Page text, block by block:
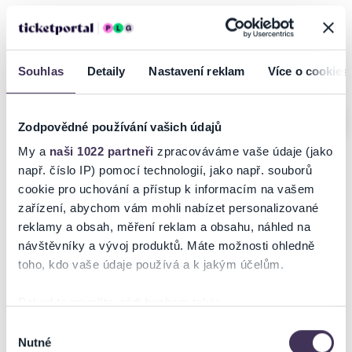
Souhlas Detaily Nastavení reklam Více o cookies
Zodpovědné používání vašich údajů
My a naši 1022 partneři zpracováváme vaše údaje (jako
např. číslo IP) pomocí technologií, jako např. souborů
cookie pro uchování a přístup k informacím na vašem
zařízení, abychom vám mohli nabízet personalizované
reklamy a obsah, měření reklam a obsahu, náhled na
návštěvníky a vývoj produktů. Máte možnosti ohledně
toho, kdo vaše údaje používá a k jakým účelům.
které mohou být přesné na několik metrů
souhlasu
Nutné
Radhoštěm, Znojmo, Praha,
Litvínov
Steel Rave Ostrava 2026
18.09.2026
Ostrava
Davis Cup Qualifiers
18–19.09.2026
Praha